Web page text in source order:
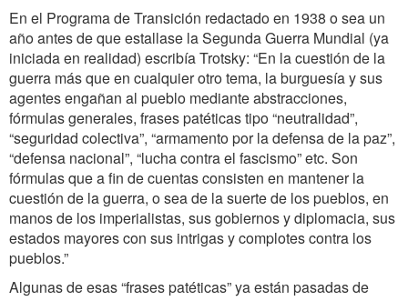
En el Programa de Transición redactado en 1938 o sea un
año antes de que estallase la Segunda Guerra Mundial (ya
iniciada en realidad) escribía Trotsky: “En la cuestión de la
guerra más que en cualquier otro tema, la burguesía y sus
agentes engañan al pueblo mediante abstracciones,
fórmulas generales, frases patéticas tipo “neutralidad”,
“seguridad colectiva”, “armamento por la defensa de la paz”,
“defensa nacional”, “lucha contra el fascismo” etc. Son
fórmulas que a fin de cuentas consisten en mantener la
cuestión de la guerra, o sea de la suerte de los pueblos, en
manos de los imperialistas, sus gobiernos y diplomacia, sus
estados mayores con sus intrigas y complotes contra los
pueblos.”
Algunas de esas “frases patéticas” ya están pasadas de